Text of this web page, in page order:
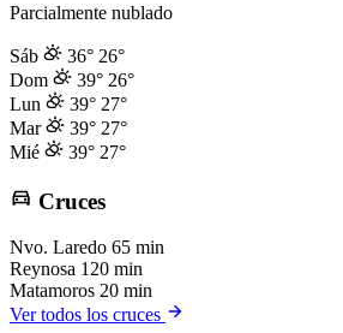
Parcialmente nublado
Sáb 36° 26°
Dom
39° 26°
Lun
39° 27°
Mar
39° 27°
Mié
39° 27°
Cruces
Nvo. Laredo 65 min
Reynosa 120 min
Matamoros 20 min
Ver todos los cruces